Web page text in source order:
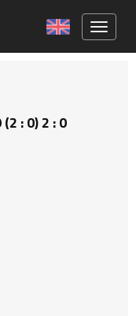
(2 : 0) 2 : 0